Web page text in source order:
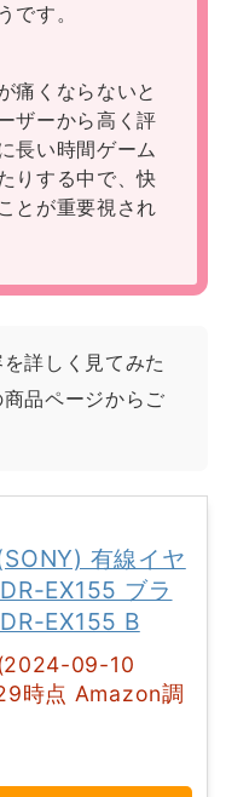
です。
痛くならないと
ザーから高く評
長い時間ゲーム
りする中で、快
とが重要視され
詳しく見てみた
品ページからご
有線イヤ
EX155 ブラ
EX155 B
09-10
時点 Amazon調